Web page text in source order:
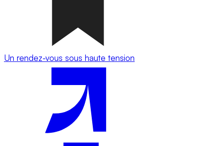
Un rendez-vous sous haute tension